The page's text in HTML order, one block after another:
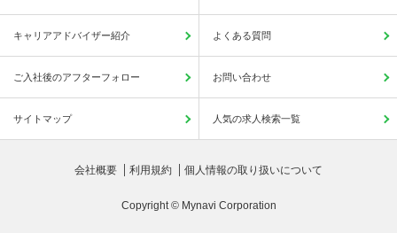
キャリアアドバイザー紹介 よくある質問
ご入社後のアフターフォロー お問い合わせ
サイトマップ 人気の求人検索一覧
会社概要 利用規約 個人情報の取り扱いについて
Copyright © Mynavi Corporation